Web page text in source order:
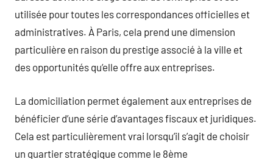
utilisée pour toutes les correspondances officielles et
administratives. À Paris, cela prend une dimension
particulière en raison du prestige associé à la ville et
des opportunités qu’elle offre aux entreprises.
La domiciliation permet également aux entreprises de
bénéficier d’une série d’avantages fiscaux et juridiques.
Cela est particulièrement vrai lorsqu’il s’agit de choisir
un quartier stratégique comme le 8ème